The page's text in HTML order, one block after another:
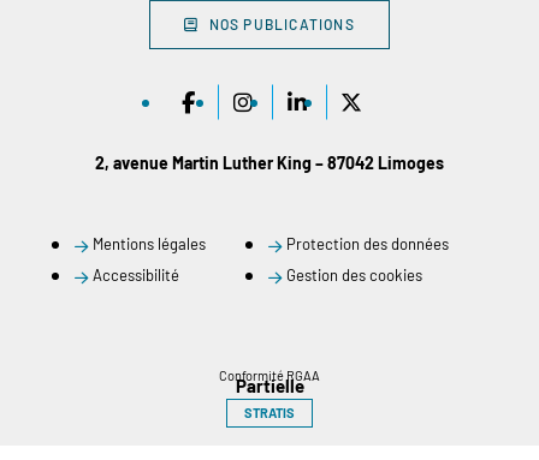
NOS PUBLICATIONS
2, avenue Martin Luther King – 87042 Limoges
Mentions légales
Protection des données
Accessibilité
Gestion des cookies
Conformité RGAA
Partielle
STRATIS